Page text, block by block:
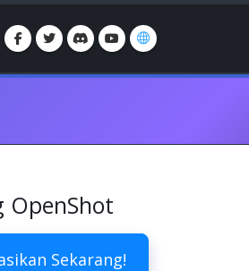
OpenShot
Sekarang!